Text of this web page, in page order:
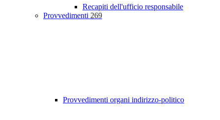
Recapiti dell'ufficio responsabile
Provvedimenti 269
Provvedimenti organi indirizzo-politico